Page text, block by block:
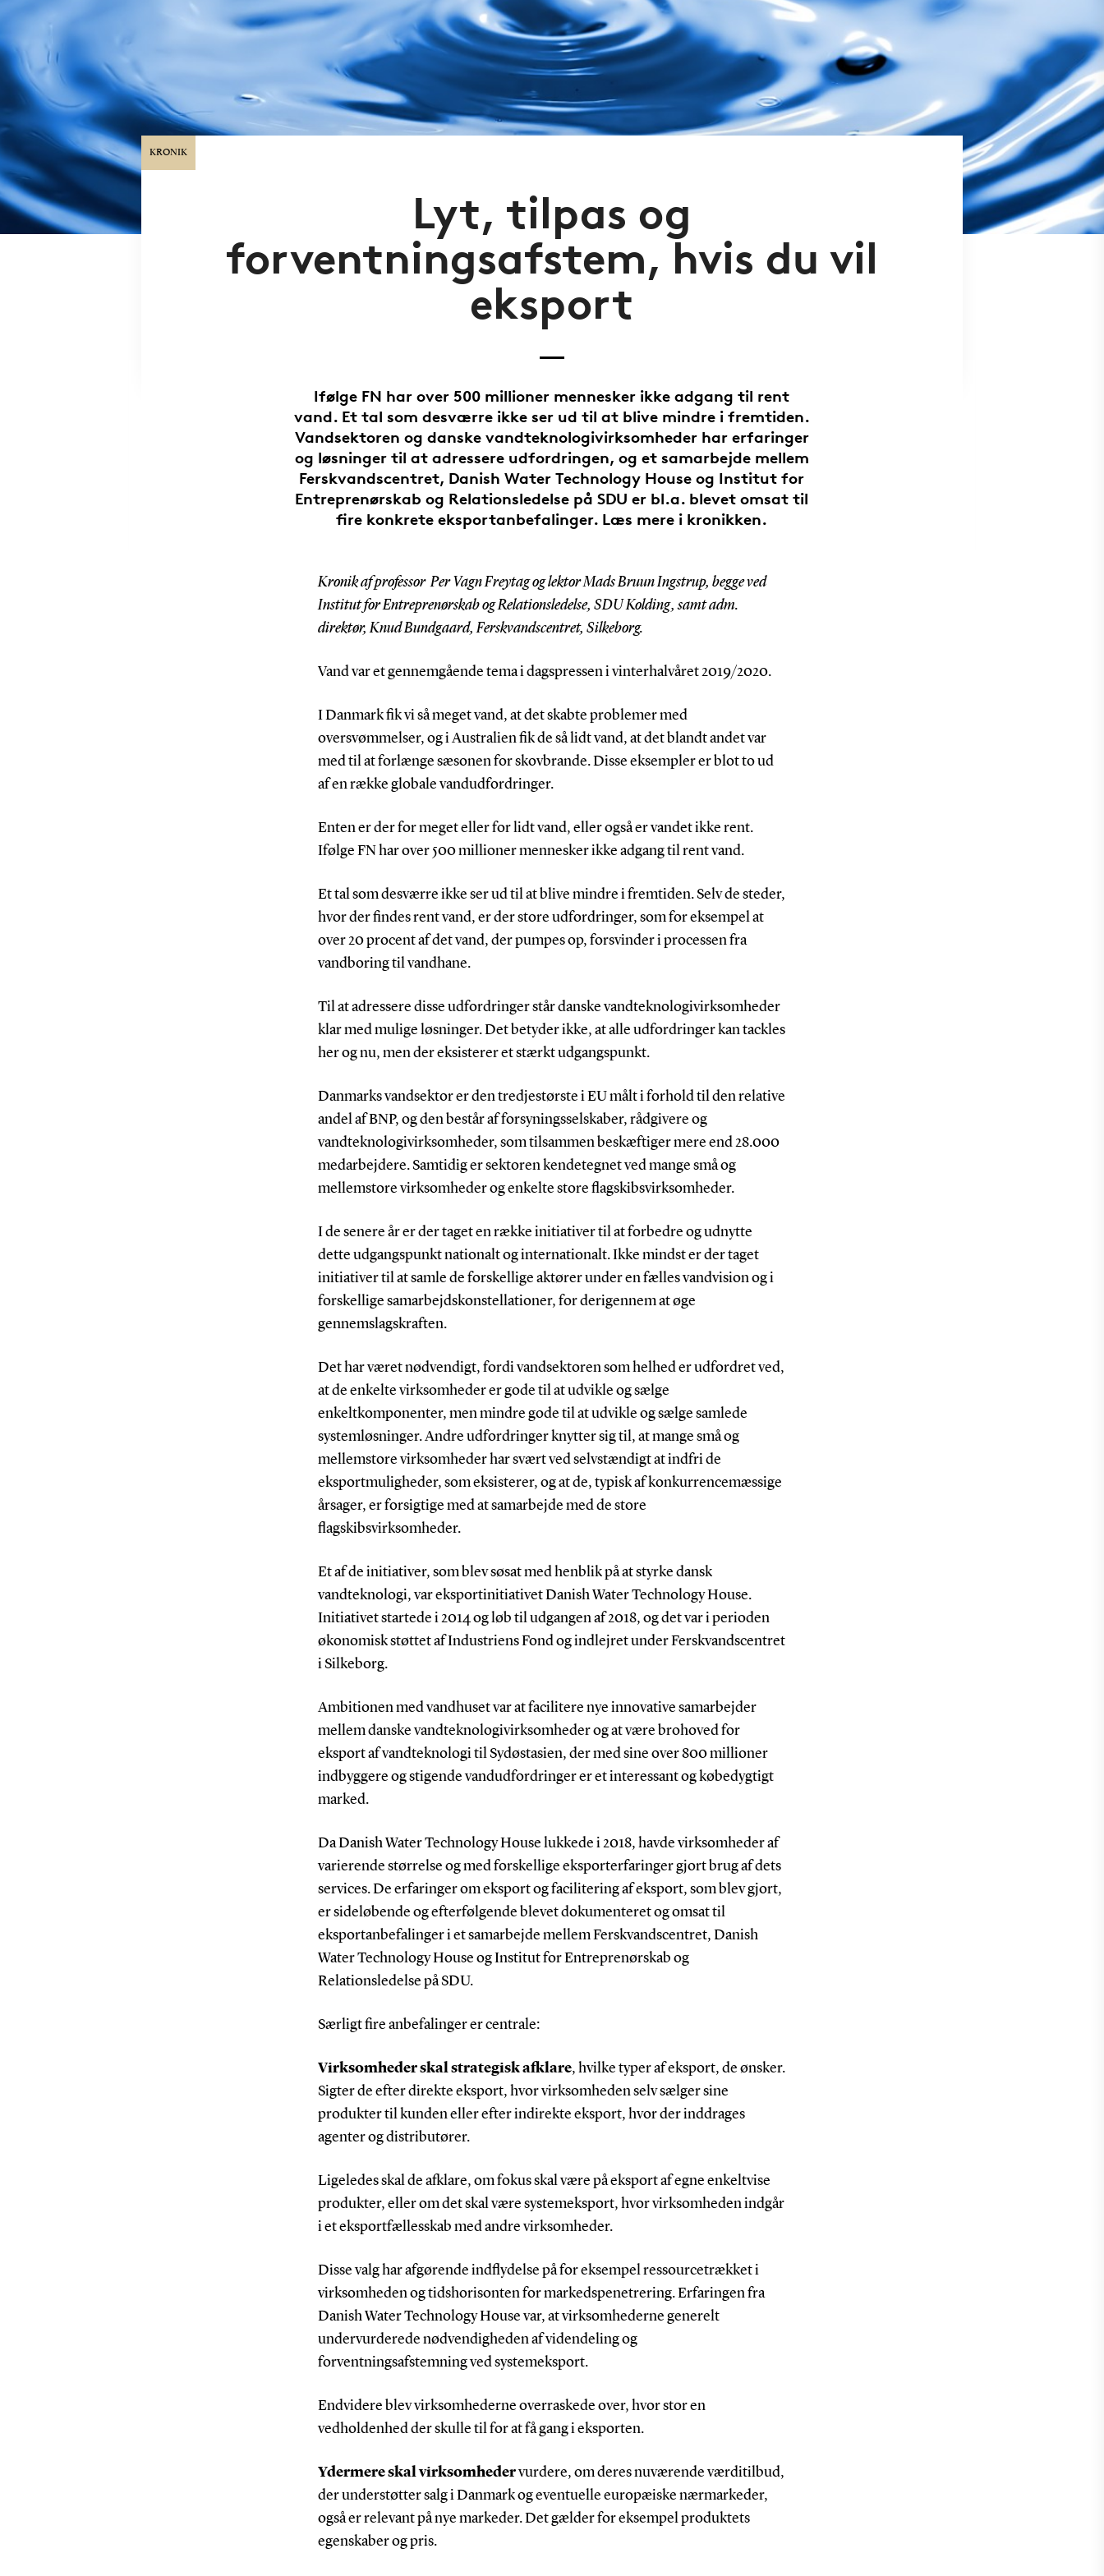
KRONIK
Lyt, tilpas og
forventningsafstem, hvis du vil
eksport
Ifølge FN har over 500 millioner mennesker ikke adgang til rent
vand. Et tal som desværre ikke ser ud til at blive mindre i fremtiden.
Vandsektoren og danske vandteknologivirksomheder har erfaringer
og løsninger til at adressere udfordringen, og et samarbejde mellem
Ferskvandscentret, Danish Water Technology House og Institut for
Entreprenørskab og Relationsledelse på SDU er bl.a. blevet omsat til
fire konkrete eksportanbefalinger. Læs mere i kronikken.
Kronik af professor Per Vagn Freytag og lektor Mads Bruun Ingstrup, beggeved
Institut for Entreprenørskab og Relationsledelse, SDU Kolding,samt adm.
direktør, Knud Bundgaard, Ferskvandscentret, Silkeborg.
Vand var et gennemgående tema i dagspressen i vinterhalvåret 2019/2020.
I Danmark fik vi så meget vand, at det skabte problemer med
oversvømmelser, og i Australien fik de så lidt vand, at det blandt andet var
med til at forlænge sæsonen for skovbrande. Disse eksempler er blot to ud
af en række globale vandudfordringer.
Enten er der for meget eller for lidt vand, eller også er vandet ikke rent.
Ifølge FN har over 500 millioner mennesker ikke adgang til rent vand.
Et tal som desværre ikke ser ud til at blive mindre i fremtiden. Selv de steder,
hvor der findes rent vand, er der store udfordringer, som for eksempel at
over 20 procent af det vand, der pumpes op, forsvinder i processen fra
vandboring til vandhane.
Til at adressere disse udfordringer står danske vandteknologivirksomheder
klar med mulige løsninger. Det betyder ikke, at alle udfordringer kan tackles
her og nu, men der eksisterer et stærkt udgangspunkt.
Danmarks vandsektor er den tredjestørste i EU målt i forhold til den relative
andel af BNP, og den består af forsyningsselskaber, rådgivere og
vandteknologivirksomheder, som tilsammen beskæftiger mere end 28.000
medarbejdere. Samtidig er sektoren kendetegnet ved mange små og
mellemstore virksomheder og enkelte store flagskibsvirksomheder.
I de senere år er der taget en række initiativer til at forbedre og udnytte
dette udgangspunkt nationalt og internationalt. Ikke mindst er der taget
initiativer til at samle de forskellige aktører under en fælles vandvision og i
forskellige samarbejdskonstellationer, for derigennem at øge
gennemslagskraften.
Det har været nødvendigt, fordi vandsektoren som helhed er udfordret ved,
at de enkelte virksomheder er gode til at udvikle og sælge
enkeltkomponenter, men mindre gode til at udvikle og sælge samlede
systemløsninger. Andre udfordringer knytter sig til, at mange små og
mellemstore virksomheder har svært ved selvstændigt at indfri de
eksportmuligheder, som eksisterer, og at de, typisk af konkurrencemæssige
årsager, er forsigtige med at samarbejde med de store
flagskibsvirksomheder.
Et af de initiativer, som blev søsat med henblik på at styrke dansk
vandteknologi, var eksportinitiativet Danish Water Technology House.
Initiativet startede i 2014 og løb til udgangen af 2018, og det var i perioden
økonomisk støttet af Industriens Fond og indlejret under Ferskvandscentret
i Silkeborg.
Ambitionen med vandhuset var at facilitere nye innovative samarbejder
mellem danske vandteknologivirksomheder og at være brohoved for
eksport af vandteknologi til Sydøstasien, der med sine over 800 millioner
indbyggere og stigende vandudfordringer er et interessant og købedygtigt
marked.
Da Danish Water Technology House lukkede i 2018, havde virksomheder af
varierende størrelse og med forskellige eksporterfaringer gjort brug af dets
services. De erfaringer om eksport og facilitering af eksport, som blev gjort,
er sideløbende og efterfølgende blevet dokumenteret og omsat til
eksportanbefalinger i et samarbejde mellem Ferskvandscentret, Danish
Water Technology House og Institut for Entreprenørskab og
Relationsledelse på SDU.
Særligt fire anbefalinger er centrale:
Virksomheder skal strategisk afklare, hvilke typer af eksport, de ønsker.
Sigter de efter direkte eksport, hvor virksomheden selv sælger sine
produkter til kunden eller efter indirekte eksport, hvor der inddrages
agenter og distributører.
Ligeledes skal de afklare, om fokus skal være på eksport af egne enkeltvise
produkter, eller om det skal være systemeksport, hvor virksomheden indgår
i et eksportfællesskab med andre virksomheder.
Disse valg har afgørende indflydelse på for eksempel ressourcetrækket i
virksomheden og tidshorisonten for markedspenetrering. Erfaringen fra
Danish Water Technology House var, at virksomhederne generelt
undervurderede nødvendigheden af videndeling og
forventningsafstemning ved systemeksport.
Endvidere blev virksomhederne overraskede over, hvor stor en
vedholdenhed der skulle til for at få gang i eksporten.
Ydermere skal virksomhedervurdere, om deres nuværende værditilbud,
der understøtter salg i Danmark og eventuelle europæiske nærmarkeder,
også er relevant på nye markeder. Det gælder for eksempel produktets
egenskaber og pris.